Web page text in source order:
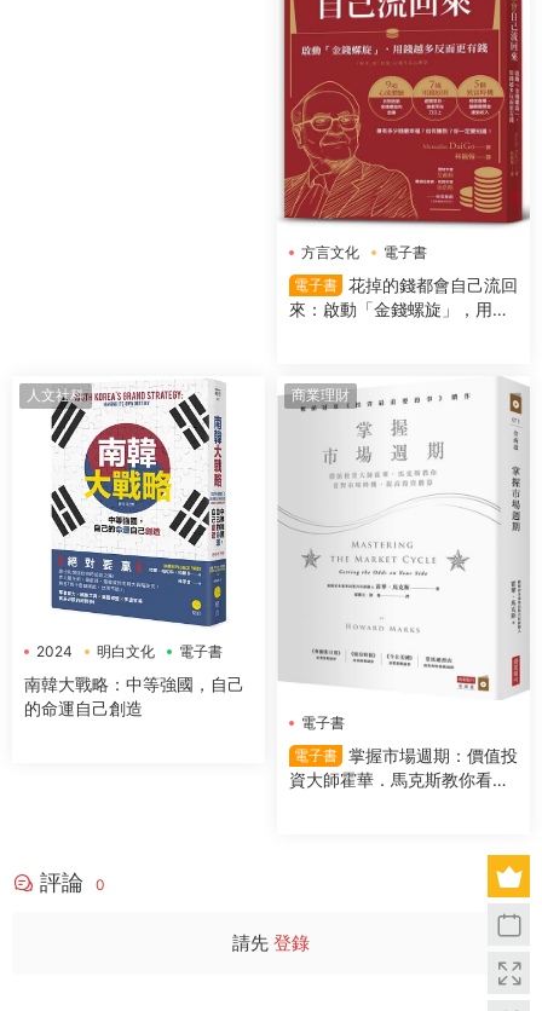
方言文化
電子書
電子書 花掉的錢都會自己流回
來：啟動「金錢螺旋」，用錢
人文社科
2024 明白文化 電子書
南韓大戰略：中等強國，自己
的命運自己創造
商業理財
電子書
電子書 掌握市場週期：價值投
資大師霍華．馬克斯教你看對
評論 0
請先 登錄